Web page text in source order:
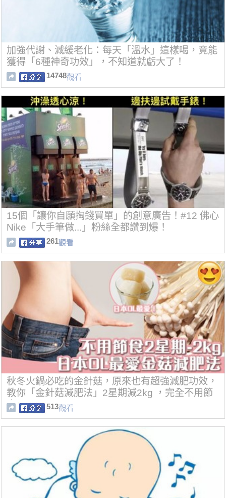
加強代謝、減緩老化：每天「溫水」這樣喝，竟能
獲得「6種神奇功效」，不知道就虧大了！
14748觀看
15個「讓你自願掏錢買單」的創意廣告！#12 佛心
Nike「大手筆做...」粉絲全都讚到爆！
261觀看
秋冬火鍋必吃的金針菇，原來也有超強減肥功效，
教你「金針菇減肥法」2星期減2kg ，完全不用節
食....
513觀看